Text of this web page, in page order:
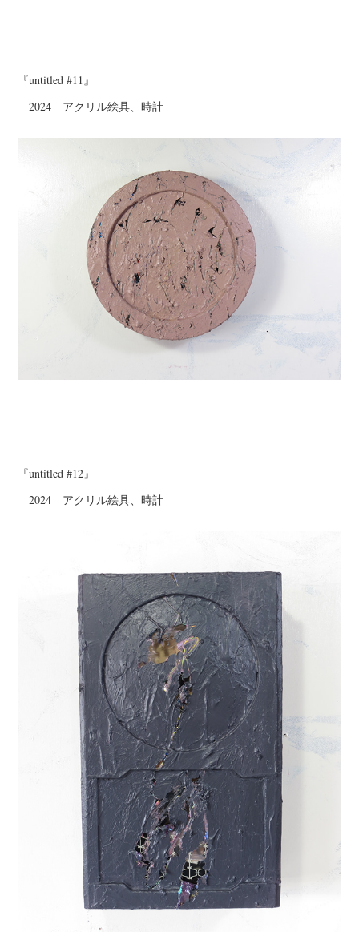
『untitled #11』
2024 アクリル絵具、時計
『untitled #12』
2024 アクリル絵具、時計